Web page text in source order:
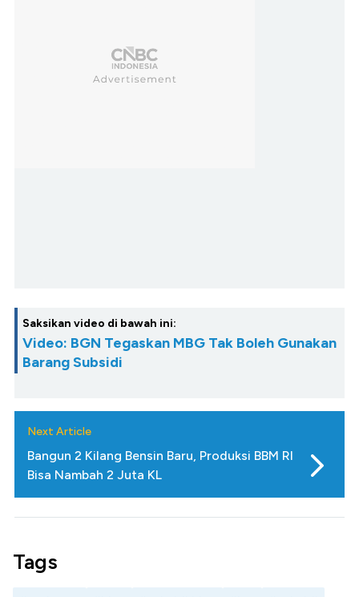
Saksikan video di bawah ini:
Video: BGN Tegaskan MBG Tak Boleh Gunakan
Barang Subsidi
Next Article
Bangun 2 Kilang Bensin Baru, Produksi BBM RI
Bisa Nambah 2 Juta KL
Tags